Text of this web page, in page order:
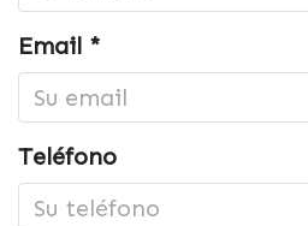
Email *
Teléfono